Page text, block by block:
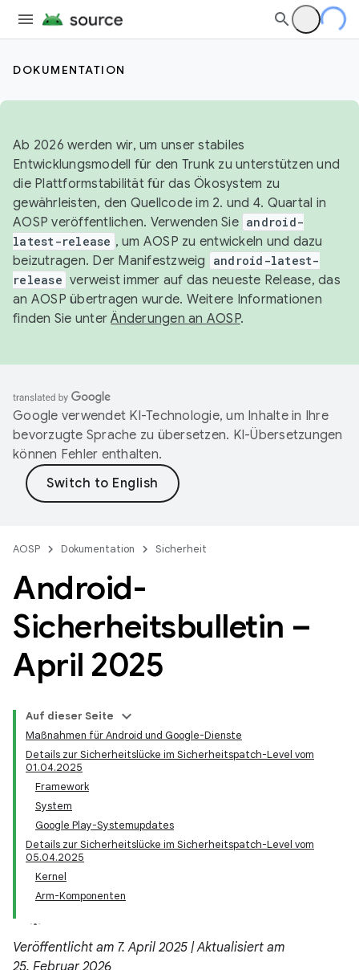
DOKUMENTATION
Ab 2026 werden wir, um unser stabiles
Entwicklungsmodell für den Trunk zu unterstützen und
die Plattformstabilität für das Ökosystem zu
gewährleisten, den Quellcode im 2. und 4. Quartal in
AOSP veröffentlichen. Verwenden Sie android-
latest-release , um AOSP zu entwickeln und dazu
beizutragen. Der Manifestzweig
android-latest-
release verweist immer auf das neueste Release, das
an AOSP übertragen wurde. Weitere Informationen
finden Sie unterÄnderungen an AOSP.
Google verwendet KI-Technologie, um Inhalte in Ihre
bevorzugte Sprache zu übersetzen. KI-Übersetzungen
können Fehler enthalten.
AOSP Dokumentation Sicherheit
Android-
Sicherheitsbulletin –
April 2025
Auf dieser Seite
Maßnahmen für Android und Google-Dienste
Details zur Sicherheitslücke im Sicherheitspatch-Level vom
01.04.2025
Framework
System
Google Play-Systemupdates
Details zur Sicherheitslücke im Sicherheitspatch-Level vom
05.04.2025
Kernel
Arm-Komponenten
Veröffentlicht am 7. April 2025 | Aktualisiert am
25. Februar 2026